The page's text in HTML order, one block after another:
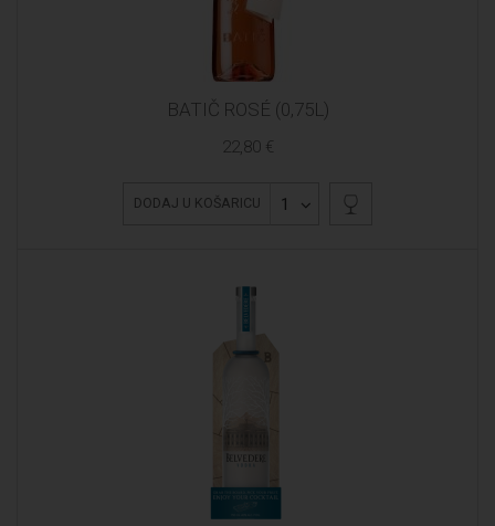
BATIČ ROSÉ (0,75L)
22,80 €
DODAJ U KOŠARICU 1